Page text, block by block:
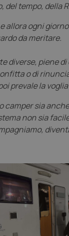
tempo, della
allora ogni
da meritare.
diverse, piene
o di
la
camper sia
non sia